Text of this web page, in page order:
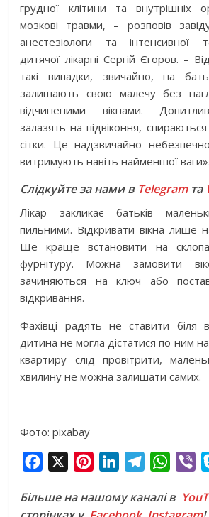
грудної клітини та внутрішніх
мозкові травми, – розповів
анестезіологи та інтенсивної
дитячої лікарні Сергій Єгоров. –
такі випадки, звичайно, на
залишають свою малечу без
відчиненими вікнами.
залазять на підвіконня,
сітки. Це надзвичайно
витримують навіть найменшої ваги».
Слідкуйте за нами в Telegramта
Лікар закликає батьків
пильними. Відкривати вікна лише
Ще краще встановити на
фурнітуру. Можна замовити
зачиняються на ключ або
відкривання.
Фахівці радять не ставити біля
дитина не могла дістатися по ним
квартиру слід провітрити,
хвилину не можна залишати самих.
Фото: pixabay
c
n
n
l
W
a
b
Більше на нашому каналі в